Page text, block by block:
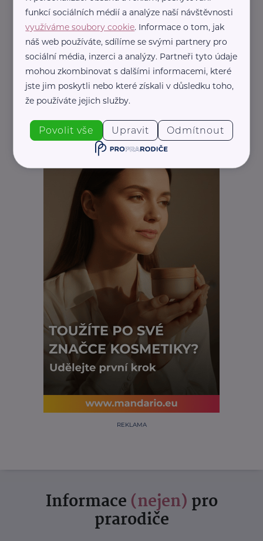
REKLAMA
REKLAMA
Informace (nejen) pro
prarodiče
funkcí sociálních médií a analýze naší návštěvnosti
využíváme soubory cookie. Informace o tom, jak
náš web používáte, sdílíme se svými partnery pro
sociální média, inzerci a analýzy. Partneři tyto údaje
mohou zkombinovat s dalšími informacemi, které
jste jim poskytli nebo které získali v důsledku toho,
že používáte jejich služby.
Povolit vše Upravit Odmítnout